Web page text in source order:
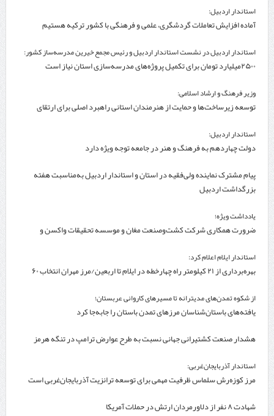
استاندار اردبیل:
آماده افزایش تعاملات گردشگری، علمی و فرهنگی با کشور ترکیه هستیم
استاندار اردبیل در نشست استاندار اردبیل و رئیس مجمع خیرین مدرسه‌ساز کشور:
۲۵۰۰میلیارد تومان برای تکمیل پروژه‌های مدرسه‌سازی استان نیاز است
وزیر فرهنگ و ارشاد اسلامی:
توسعه زیرساخت‌ها و حمایت از هنرمندان استانی راهبرد اصلی برای ارتقای
استاندار اردبیل:
دولت چهاردهم به فرهنگ و هنر در جامعه توجه ویژه دارد
پیام مشترک نماینده ولی‌فقیه در استان و استاندار اردبیل به‌مناسبت هفته
بزرگداشت اردبیل
یادداشت ویژه؛
ضرورت همکاری شرکت کشت‌وصنعت مغان و موسسه تحقیقات واکسن و
استاندار ایلام اعلام کرد:
بهره‌برداری از ۲۱ کیلومتر راه چهارخطه در ایلام تا اربعین/مرز مهران انتخاب ۶۰
از شکوه تمدن‌های مدیترانه تا مسیرهای کاروانی عربستان؛
یافته‌های باستان‌شناسان مرزهای تمدن باستان را جابه‌جا کرد
هشدار صنعت کشتیرانی جهانی نسبت به طرح عوارض ترامپ در تنگه هرمز
استاندار آذربایجان‌غربی:
مرز کوزه‌رش سلماس ظرفیت مهمی برای توسعه ترانزیت آذربایجان‌غربی است
شهادت ۸ نفر از دلاورمردان ارتش در حملات آمریکا